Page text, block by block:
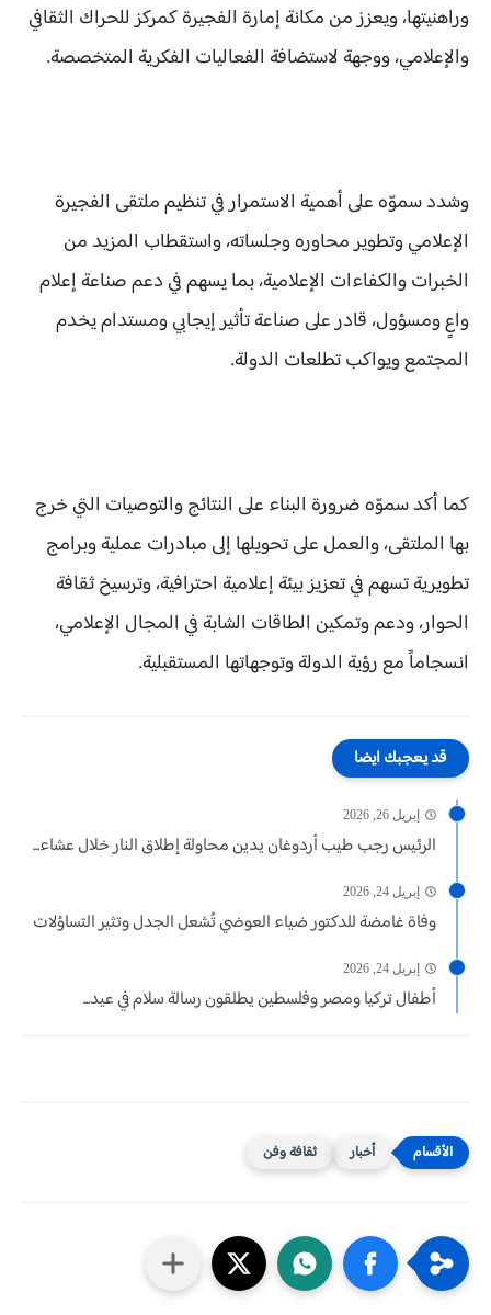
وراهنيتها، ويعزز من مكانة إمارة الفجيرة كمركز للحراك الثقافي
والإعلامي، ووجهة لاستضافة الفعاليات الفكرية المتخصصة.
وشدد سموّه على أهمية الاستمرار في تنظيم ملتقى الفجيرة
الإعلامي وتطوير محاوره وجلساته، واستقطاب المزيد من
الخبرات والكفاءات الإعلامية، بما يسهم في دعم صناعة إعلام
واعٍ ومسؤول، قادر على صناعة تأثير إيجابي ومستدام يخدم
المجتمع ويواكب تطلعات الدولة.
كما أكد سموّه ضرورة البناء على النتائج والتوصيات التي خرج
بها الملتقى، والعمل على تحويلها إلى مبادرات عملية وبرامج
تطويرية تسهم في تعزيز بيئة إعلامية احترافية، وترسيخ ثقافة
الحوار، ودعم وتمكين الطاقات الشابة في المجال الإعلامي،
انسجاماً مع رؤية الدولة وتوجهاتها المستقبلية.
قد يعجبك ايضا
إبريل 26, 2026
الرئيس رجب طيب أردوغان يدين محاولة إطلاق النار خلال عشاء...
إبريل 24, 2026
وفاة غامضة للدكتور ضياء العوضي تُشعل الجدل وتثير التساؤلات
إبريل 24, 2026
أطفال تركيا ومصر وفلسطين يطلقون رسالة سلام في عيد...
أخبار ثقافة وفن